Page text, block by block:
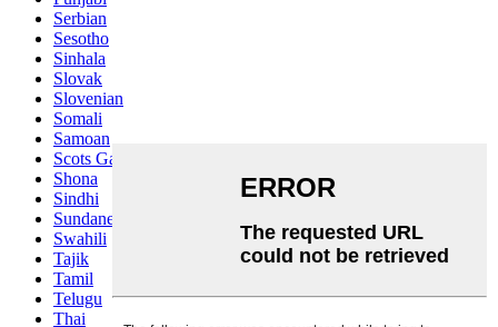
Serbian
Sesotho
Sinhala
Slovak
Slovenian
Somali
Samoan
Scots Gaelic
Shona
Sindhi
Sundanese
Swahili
Tajik
Tamil
Telugu
Thai